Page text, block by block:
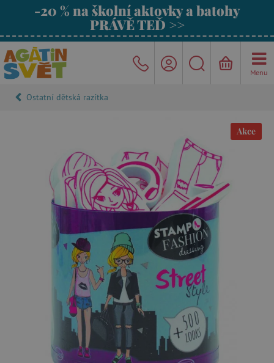
-20 % na školní aktovky a batohy
PRÁVĚ TEĎ >>
Menu
Ostatní dětská razítka
Akce